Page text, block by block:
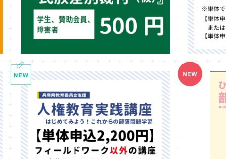
2026年度人権教育実践講座 講習費【単体
申込（フィールドワーク以外）2,200円の講
座】
¥2,200